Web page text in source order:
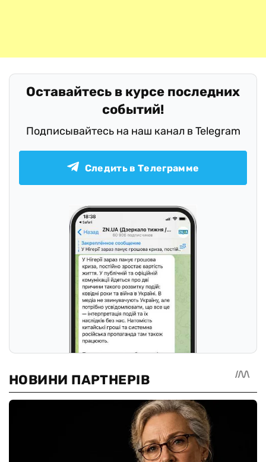
Оставайтесь в курсе последних
событий!
Подписывайтесь на наш канал в Telegram
Следить в Телеграмме